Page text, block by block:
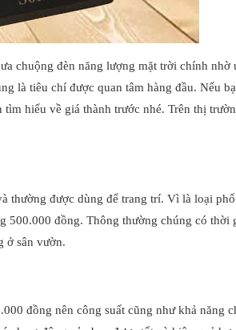
chuộng đèn năng lượng mặt trời chính nhờ
là tiêu chí được quan tâm hàng đầu. Nếu
tìm hiểu về giá thành trước nhé. Trên thị
thường được dùng để trang trí. Vì là loại
500.000 đồng. Thông thường chúng có thời
ở sân vườn.
đồng nên công suất cũng như khả năng